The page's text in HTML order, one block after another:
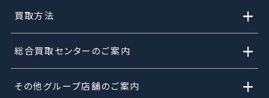
買取方法 +
総合買取センターのご案内 +
その他グループ店舗のご案内 +